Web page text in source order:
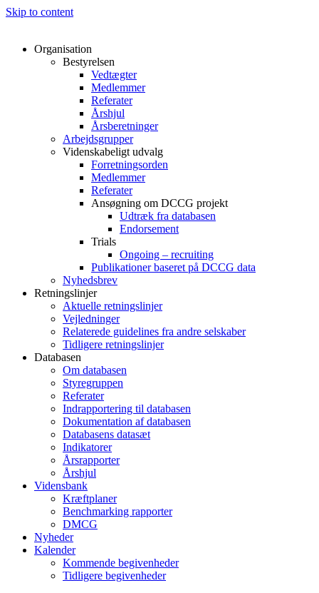
Skip to content
Organisation
Bestyrelsen
Vedtægter
Medlemmer
Referater
Årshjul
Årsberetninger
Arbejdsgrupper
Videnskabeligt udvalg
Forretningsorden
Medlemmer
Referater
Ansøgning om DCCG projekt
Udtræk fra databasen
Endorsement
Trials
Ongoing – recruiting
Publikationer baseret på DCCG data
Nyhedsbrev
Retningslinjer
Aktuelle retningslinjer
Vejledninger
Relaterede guidelines fra andre selskaber
Tidligere retningslinjer
Databasen
Om databasen
Styregruppen
Referater
Indrapportering til databasen
Dokumentation af databasen
Databasens datasæt
Indikatorer
Årsrapporter
Årshjul
Vidensbank
Kræftplaner
Benchmarking rapporter
DMCG
Nyheder
Kalender
Kommende begivenheder
Tidligere begivenheder